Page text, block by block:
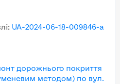
: UA-2024-06-18-009846-a
дорожнього покриття
методом) по вул.